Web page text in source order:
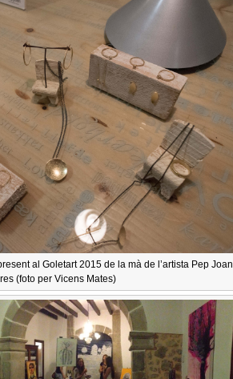
al Goletart 2015 de la mà de l’artista Pep Joan
(foto per Vicens Mates)